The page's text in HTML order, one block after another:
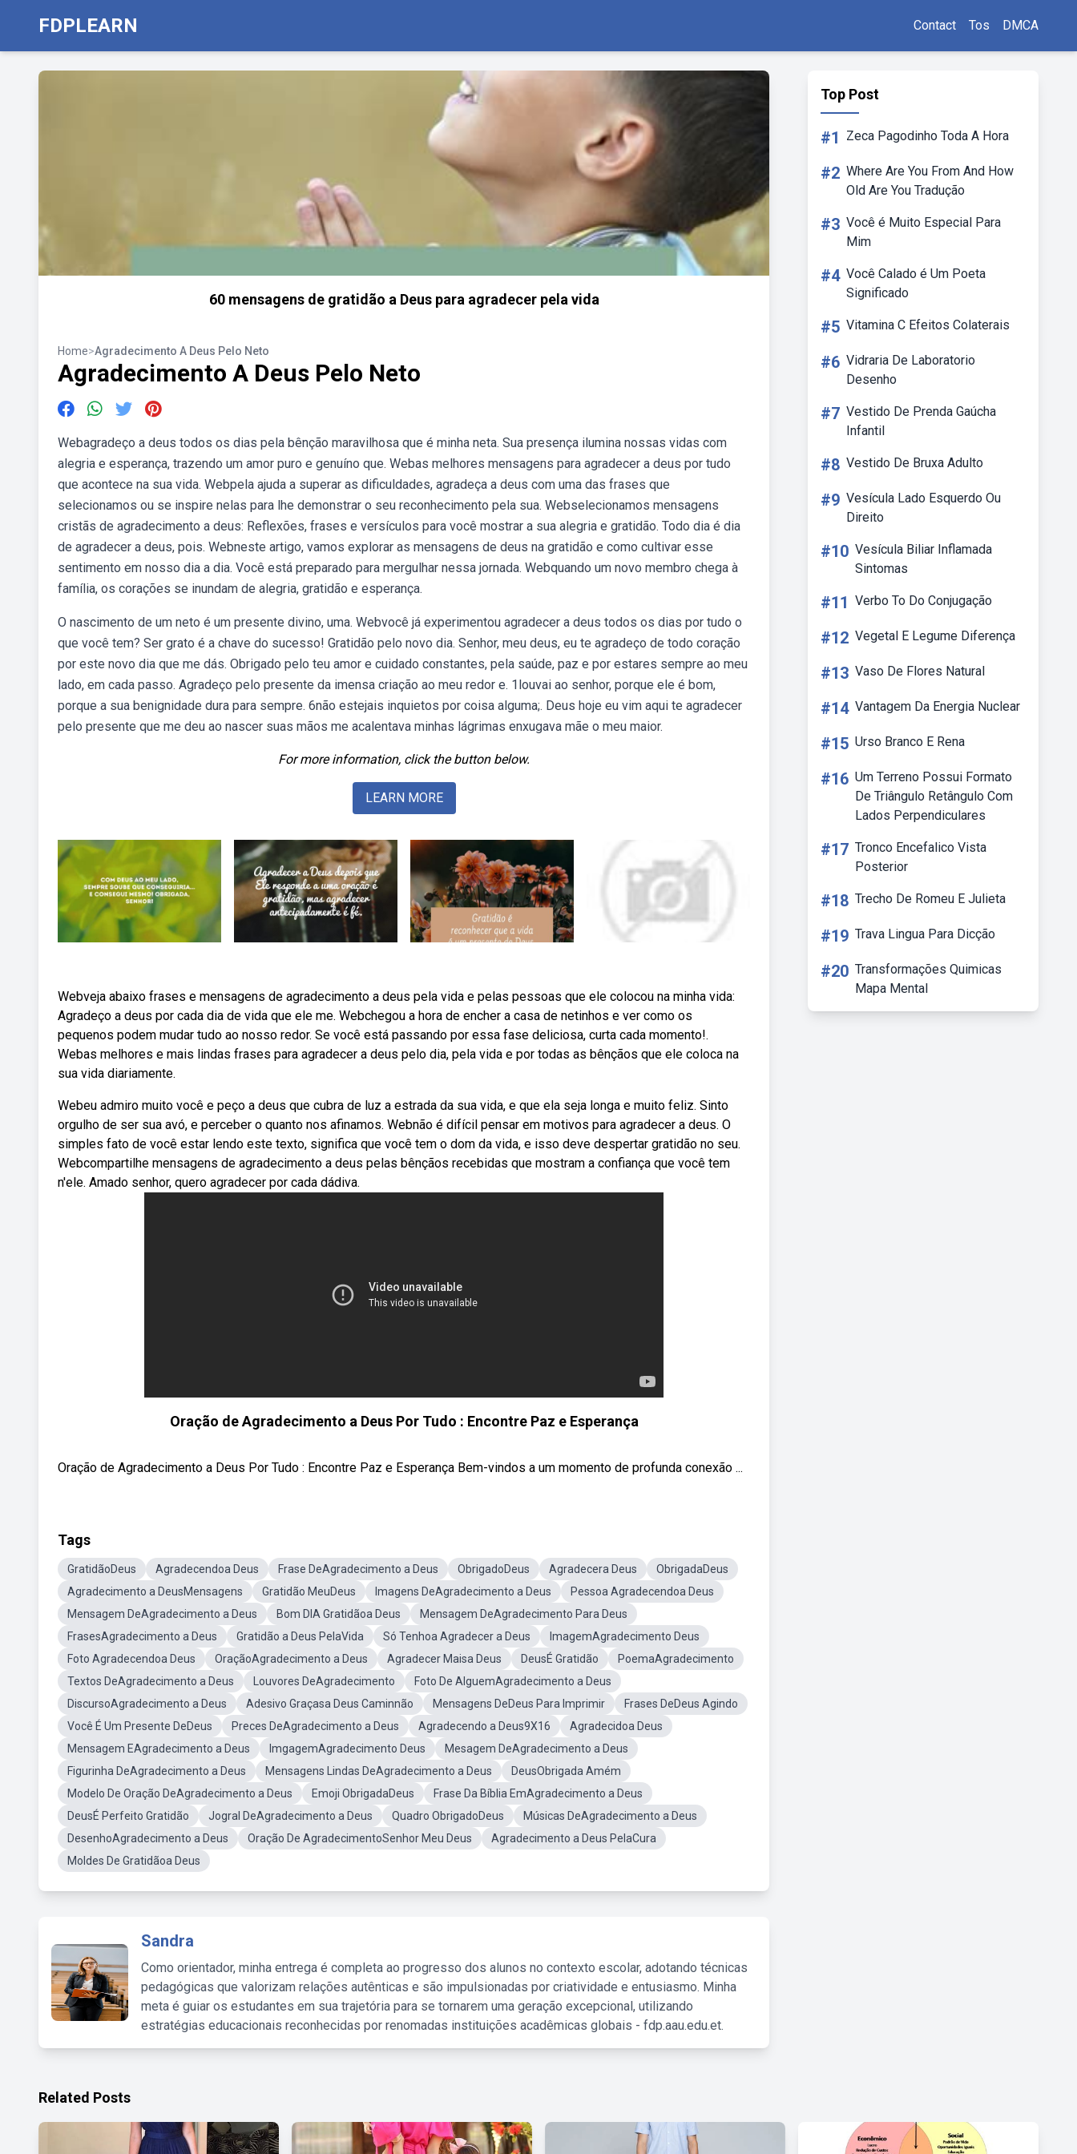
FDPLEARN Contact Tos DMCA
60 mensagens de gratidão a Deus para agradecer pela vida
Home>Agradecimento A Deus Pelo Neto
Agradecimento A Deus Pelo Neto
Webagradeço a deus todos os dias pela bênção maravilhosa que é minha neta. Sua presença ilumina nossas vidas com
alegria e esperança, trazendo um amor puro e genuíno que. Webas melhores mensagens para agradecer a deus por tudo
que acontece na sua vida. Webpela ajuda a superar as dificuldades, agradeça a deus com uma das frases que
selecionamos ou se inspire nelas para lhe demonstrar o seu reconhecimento pela sua. Webselecionamos mensagens
cristãs de agradecimento a deus: Reflexões, frases e versículos para você mostrar a sua alegria e gratidão. Todo dia é dia
de agradecer a deus, pois. Webneste artigo, vamos explorar as mensagens de deus na gratidão e como cultivar esse
sentimento em nosso dia a dia. Você está preparado para mergulhar nessa jornada. Webquando um novo membro chega à
família, os corações se inundam de alegria, gratidão e esperança.
O nascimento de um neto é um presente divino, uma. Webvocê já experimentou agradecer a deus todos os dias por tudo o
que você tem? Ser grato é a chave do sucesso! Gratidão pelo novo dia. Senhor, meu deus, eu te agradeço de todo coração
por este novo dia que me dás. Obrigado pelo teu amor e cuidado constantes, pela saúde, paz e por estares sempre ao meu
lado, em cada passo. Agradeço pelo presente da imensa criação ao meu redor e. 1louvai ao senhor, porque ele é bom,
porque a sua benignidade dura para sempre. 6não estejais inquietos por coisa alguma;. Deus hoje eu vim aqui te agradecer
pelo presente que me deu ao nascer suas mãos me acalentava minhas lágrimas enxugava mãe o meu maior.
For more information, click the button below.
LEARN MORE
Webveja abaixo frases e mensagens de agradecimento a deus pela vida e pelas pessoas que ele colocou na minha vida:
Agradeço a deus por cada dia de vida que ele me. Webchegou a hora de encher a casa de netinhos e ver como os
pequenos podem mudar tudo ao nosso redor. Se você está passando por essa fase deliciosa, curta cada momento!.
Webas melhores e mais lindas frases para agradecer a deus pelo dia, pela vida e por todas as bênçãos que ele coloca na
sua vida diariamente.
Webeu admiro muito você e peço a deus que cubra de luz a estrada da sua vida, e que ela seja longa e muito feliz. Sinto
orgulho de ser sua avó, e perceber o quanto nos afinamos. Webnão é difícil pensar em motivos para agradecer a deus. O
simples fato de você estar lendo este texto, significa que você tem o dom da vida, e isso deve despertar gratidão no seu.
Webcompartilhe mensagens de agradecimento a deus pelas bênçãos recebidas que mostram a confiança que você tem
n'ele. Amado senhor, quero agradecer por cada dádiva.
Oração de Agradecimento a Deus Por Tudo : Encontre Paz e Esperança
Oração de Agradecimento a Deus Por Tudo : Encontre Paz e Esperança Bem-vindos a um momento de profunda conexão ...
Tags
GratidãoDeus Agradecendoa Deus Frase DeAgradecimento a Deus ObrigadoDeus Agradecera Deus
ObrigadaDeus
Agradecimento a DeusMensagens
Gratidão MeuDeus Imagens DeAgradecimento a Deus
Pessoa Agradecendoa Deus
Mensagem DeAgradecimento a Deus
Bom DIA Gratidãoa Deus
Mensagem DeAgradecimento Para Deus
FrasesAgradecimento a Deus
Gratidão a Deus PelaVida Só Tenhoa Agradecer a Deus
ImagemAgradecimento Deus
Foto Agradecendoa Deus
OraçãoAgradecimento a Deus Agradecer Maisa Deus DeusÉ Gratidão
PoemaAgradecimento
Textos DeAgradecimento a Deus
Louvores DeAgradecimento
Foto De AlguemAgradecimento a Deus
DiscursoAgradecimento a Deus
Adesivo Graçasa Deus Caminnão Mensagens DeDeus Para Imprimir
Frases DeDeus Agindo
Você É Um Presente DeDeus
Preces DeAgradecimento a Deus Agradecendo a Deus9X16
Agradecidoa Deus
Mensagem EAgradecimento a Deus
ImgagemAgradecimento Deus
Mesagem DeAgradecimento a Deus
Figurinha DeAgradecimento a Deus
Mensagens Lindas DeAgradecimento a Deus
DeusObrigada Amém
Modelo De Oração DeAgradecimento a Deus
Emoji ObrigadaDeus
Frase Da Bíblia EmAgradecimento a Deus
DeusÉ Perfeito Gratidão
Jogral DeAgradecimento a Deus Quadro ObrigadoDeus
Músicas DeAgradecimento a Deus
DesenhoAgradecimento a Deus
Oração De AgradecimentoSenhor Meu Deus
Agradecimento a Deus PelaCura
Moldes De Gratidãoa Deus
Sandra
Como orientador, minha entrega é completa ao progresso dos alunos no contexto escolar, adotando técnicas
pedagógicas que valorizam relações autênticas e são impulsionadas por criatividade e entusiasmo. Minha
meta é guiar os estudantes em sua trajetória para se tornarem uma geração excepcional, utilizando
estratégias educacionais reconhecidas por renomadas instituições acadêmicas globais - fdp.aau.edu.et.
Top Post
#1 Zeca Pagodinho Toda A Hora
#2 Where Are You From And How
Old Are You Tradução
#3 Você é Muito Especial Para
Mim
#4 Você Calado é Um Poeta
Significado
#5 Vitamina C Efeitos Colaterais
#6 Vidraria De Laboratorio
Desenho
#7 Vestido De Prenda Gaúcha
Infantil
#8 Vestido De Bruxa Adulto
#9 Vesícula Lado Esquerdo Ou
Direito
#10 Vesícula Biliar Inflamada
Sintomas
#11 Verbo To Do Conjugação
#12 Vegetal E Legume Diferença
#13 Vaso De Flores Natural
#14 Vantagem Da Energia Nuclear
#15 Urso Branco E Rena
#16 Um Terreno Possui Formato
De Triângulo Retângulo Com
Lados Perpendiculares
#17 Tronco Encefalico Vista
Posterior
#18 Trecho De Romeu E Julieta
#19 Trava Lingua Para Dicção
#20 Transformações Quimicas
Mapa Mental
Related Posts